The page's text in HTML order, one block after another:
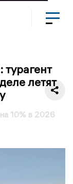
летят
10% в 2026